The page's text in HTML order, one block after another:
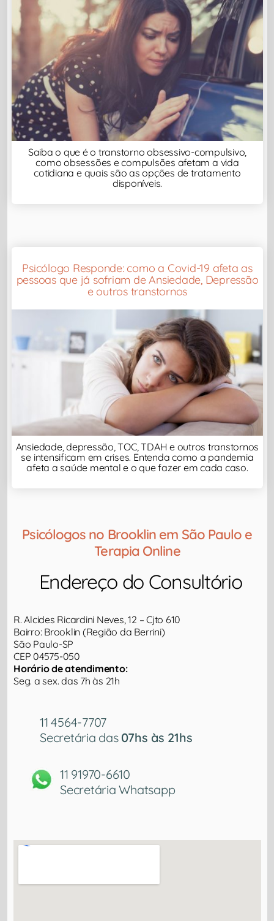
Saiba o que é o transtorno obsessivo-compulsivo,
como obsessões e compulsões afetam a vida
cotidiana e quais são as opções de tratamento
disponíveis.
Psicólogo Responde: como a Covid-19 afeta as
pessoas que já sofriam de Ansiedade, Depressão
e outros transtornos
Ansiedade, depressão, TOC, TDAH e outros transtornos
se intensificam em crises. Entenda como a pandemia
afeta a saúde mental e o que fazer em cada caso.
Psicólogos no Brooklin em São Paulo e
Terapia Online
Endereço do Consultório​
R. Alcides Ricardini Neves, 12 – Cjto 610
Bairro: Brooklin (Região da Berrini)
São Paulo-SP
CEP 04575-050
Horário de atendimento:
Seg. a sex. das 7h às 21h
11 4564-7707
Secretária das 07hs às 21hs
11 91970-6610
Secretária Whatsapp